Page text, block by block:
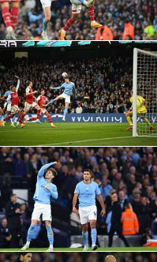
القسم الثاني
رياضات أخرى
أمم إفريقيا
كرة السلة الأمريكية
كرة سلة
كرة يد
كرة طائرة
الوطن العربي